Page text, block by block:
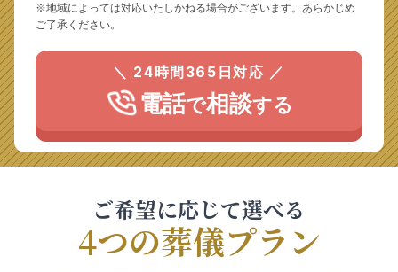
※地域によっては対応いたしかねる場合がございます。あらかじめ
ご了承ください。
＼ 24時間365日対応 ／
電話で相談する
ご希望に応じて選べる
4つの葬儀プラン